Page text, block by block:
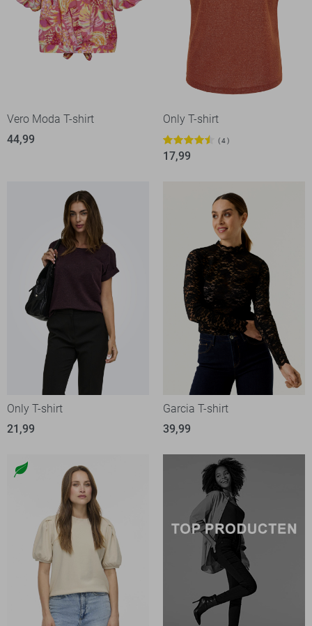
Vero Moda T-shirt
44,99
Only T-shirt
4
17,99
Only T-shirt
21,99
Garcia T-shirt
39,99